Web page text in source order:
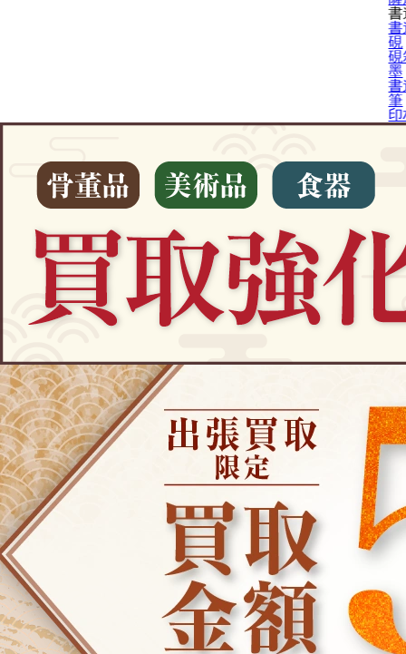
書
書
硯
硯
墨
書
筆
印